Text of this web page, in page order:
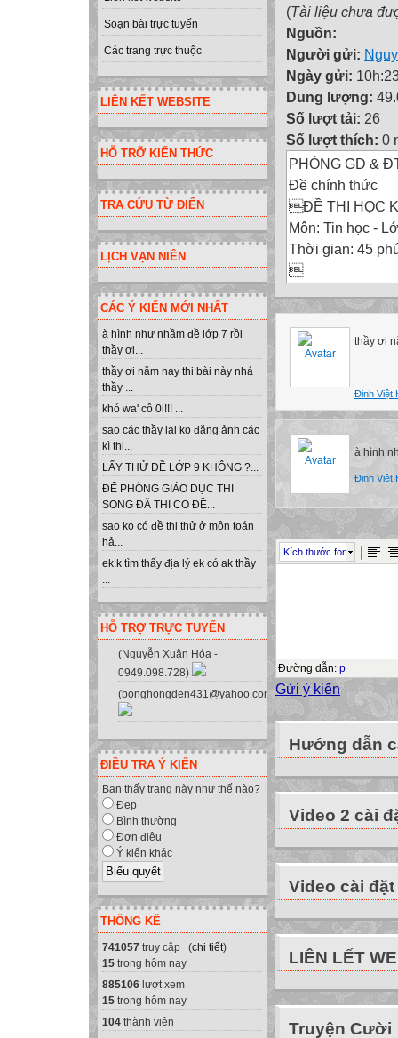
Soạn bài trực tuyến
Các trang trực thuộc
LIÊN KẾT WEBSITE
HỖ TRỠ KIẾN THỨC
TRA CỨU TỪ ĐIỂN
LỊCH VẠN NIÊN
CÁC Ý KIẾN MỚI NHẤT
à hình như nhầm đề lớp 7 rồi
thầy ơi...
thầy ơi năm nay thi bài này nhá
thầy ...
khó wa' cô 0i!!! ...
sao các thầy lại ko đăng ảnh các
kì thi...
LẤY THỬ ĐỀ LỚP 9 KHÔNG ?...
ĐỂ PHÒNG GIÁO DỤC THI
SONG ĐÃ THI CO ĐỀ...
sao ko có đề thi thử ở môn toán
hả...
ek.k tìm thấy địa lý ek có ak thầy
...
HỖ TRỢ TRỰC TUYẾN
(Nguyễn Xuân Hóa -
0949.098.728)
(bonghongden431@yahoo.com.vn)
ĐIỀU TRA Ý KIẾN
Bạn thấy trang này như thế nào?
Đẹp
Bình thường
Đơn điệu
Ý kiến khác
THỐNG KÊ
741057 truy cập (chi tiết)
15 trong hôm nay
885106 lượt xem
15 trong hôm nay
104 thành viên
(Tài liệu chưa
Nguồn:
Người gửi:
Ngày gửi:
Dung lượng:
Số lượt tải: 26
Số lượt thích: 0
PHÒNG GD &
Đề chính thức
ĐỀ THI HỌC
Môn: Tin học -
Thời gian: 45

Họ và tên
LớpTrường
Giám thị 1:
Giám thị 2:
SBD
Số phách
---------
Điểm bằng
Giám khảo 1:


A.PHẦN TRẮC
Khoanh tròn vào
Ba dạng thông
A. Văn bản, chữ
C. Các con số,
Câu 2: (0.5
A. Hàng phím
hàng phím chứa
B. Hàng phím
hàng phím cách;
thầy ơi
Đinh Việt
à hình
Đinh Việt
Kích thước font
Đường dẫn: p
Gửi ý kiến
Hướng dẫn
Video 2 cài
Video cài đặt
LIÊN LẾT
Truyện Cười